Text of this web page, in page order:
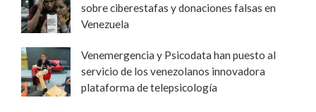
sobre ciberestafas y donaciones falsas en
Venezuela
Venemergencia y Psicodata han puesto al
servicio de los venezolanos innovadora
plataforma de telepsicología